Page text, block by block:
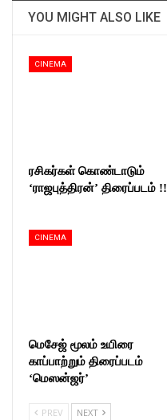
YOU MIGHT ALSO LIKE
CINEMA
ரசிகர்கள் கொண்டாடும்
‘ராஜபுத்திரன்’ திரைப்படம் !!
CINEMA
மெசேஜ் மூலம் உயிரை
காப்பாற்றும் திரைப்படம்
‘மெஸன்ஜர்’
PREV NEXT